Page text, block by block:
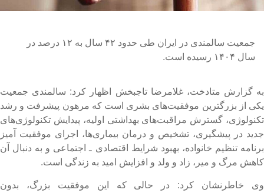
جمعیت سالمندی در ایران طی حدود ۴۲ سال به ۱۲ درصد در
سال ۱۴۰۴ رسیده است.
گزارش متادخت، غلامرضا تاجبخش اظهار کرد: سالمندی جمعیت
از بزرگترین موفقیت‌های بشری است که مرهون پیشرفت و رشد
گسترش مراقبت‌های بهداشتی اولیه، پیدایش تکنولوژی‌های
در پیشگیری، تشخیص و درمان بیماری‌ها، اجرای موفقیت آمیز
تنظیم خانواده، بهبود شرایط اقتصادی ـ اجتماعی و به دنبال آن
مرگ و میر، زاد و ولد و افزایش امید به زندگی است.
خاطرنشان کرد: در حالی که این موفقیت بزرگ، بدون